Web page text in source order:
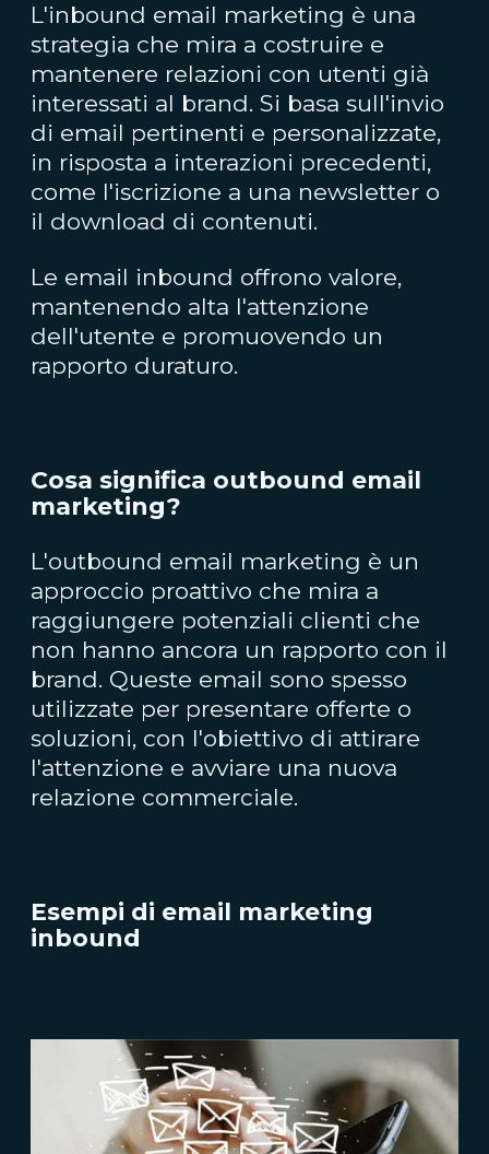
L'inbound email marketing è una
strategia che mira a costruire e
mantenere relazioni con utenti già
interessati al brand. Si basa sull'invio
di email pertinenti e personalizzate,
in risposta a interazioni precedenti,
come l'iscrizione a una newsletter o
il download di contenuti.
Le email inbound offrono valore,
mantenendo alta l'attenzione
dell'utente e promuovendo un
rapporto duraturo.
Cosa significa outbound email
marketing?
L'outbound email marketing è un
approccio proattivo che mira a
raggiungere potenziali clienti che
non hanno ancora un rapporto con il
brand. Queste email sono spesso
utilizzate per presentare offerte o
soluzioni, con l'obiettivo di attirare
l'attenzione e avviare una nuova
relazione commerciale.
Esempi di email marketing
inbound